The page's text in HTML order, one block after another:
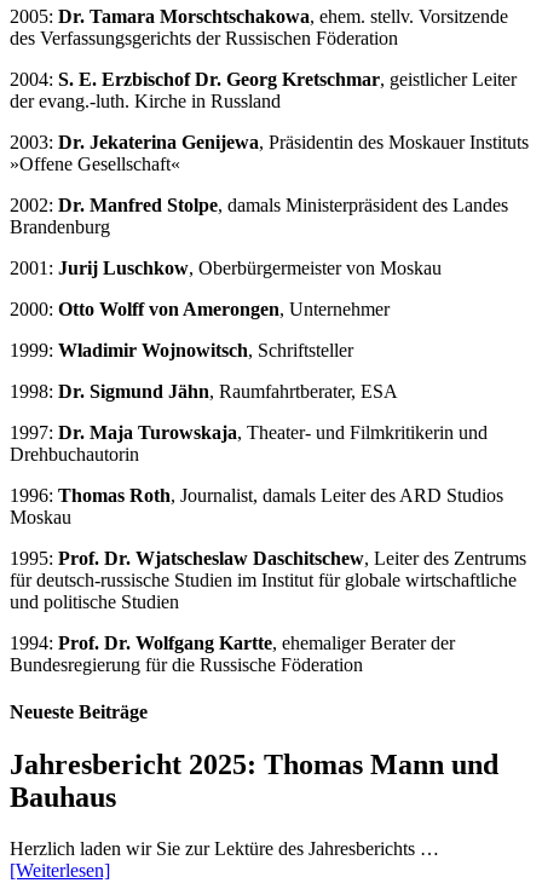
2005: Dr. Tamara Morschtschakowa, ehem. stellv. Vorsitzende
des Verfassungsgerichts der Russischen Föderation
2004: S. E. Erzbischof Dr. Georg Kretschmar, geistlicher Leiter
der evang.-luth. Kirche in Russland
2003: Dr. Jekaterina Genijewa, Präsidentin des Moskauer Instituts
»Offene Gesellschaft«
2002: Dr. Manfred Stolpe, damals Ministerpräsident des Landes
Brandenburg
2001: Jurij Luschkow, Oberbürgermeister von Moskau
2000: Otto Wolff von Amerongen, Unternehmer
1999: Wladimir Wojnowitsch, Schriftsteller
1998: Dr. Sigmund Jähn, Raumfahrtberater, ESA
1997: Dr. Maja Turowskaja, Theater- und Filmkritikerin und
Drehbuchautorin
1996: Thomas Roth, Journalist, damals Leiter des ARD Studios
Moskau
1995: Prof. Dr. Wjatscheslaw Daschitschew, Leiter des Zentrums
für deutsch-russische Studien im Institut für globale wirtschaftliche
und politische Studien
1994: Prof. Dr. Wolfgang Kartte, ehemaliger Berater der
Bundesregierung für die Russische Föderation
Neueste Beiträge
Jahresbericht 2025: Thomas Mann und
Bauhaus
Herzlich laden wir Sie zur Lektüre des Jahresberichts …
[Weiterlesen]